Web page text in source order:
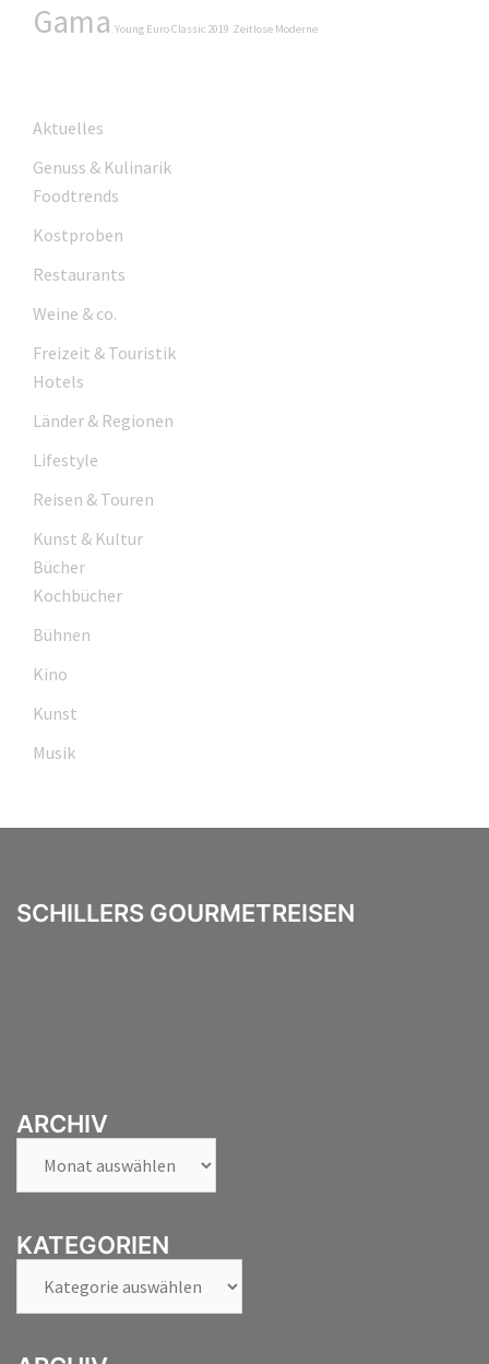
Gama Young Euro Classic 2019 Zeitlose Moderne
Aktuelles
Genuss & Kulinarik
Foodtrends
Kostproben
Restaurants
Weine & co.
Freizeit & Touristik
Hotels
Länder & Regionen
Lifestyle
Reisen & Touren
Kunst & Kultur
Bücher
Kochbücher
Bühnen
Kino
Kunst
Musik
SCHILLERS GOURMETREISEN
ARCHIV
KATEGORIEN